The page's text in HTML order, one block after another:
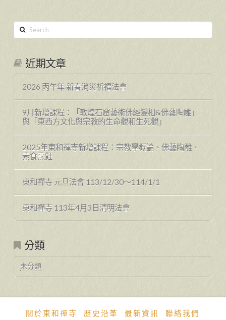
Search
近期文章
2026 丙午年 新春消災祈福法會
9月新增課程：「敦煌石窟藝術佛經變相&佛藝陶雕」
與「東西方文化與宗教的生命觀和生死觀」
2025年東和禪寺新增課程：宗教學概論、佛藝陶雕、
素食烹飪
東和禪寺 元旦法會 113/12/30～114/1/1
東和禪寺 113年4月3日清明法會
分類
未分類
關於東和禪寺 歷史沿革 最新資訊 聯絡我們